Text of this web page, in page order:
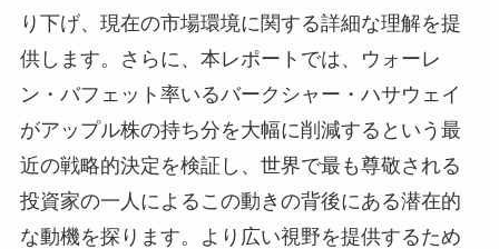
り下げ、現在の市場環境に関する詳細な理解を提
供します。さらに、本レポートでは、ウォーレ
ン・バフェット率いるバークシャー・ハサウェイ
がアップル株の持ち分を大幅に削減するという最
近の戦略的決定を検証し、世界で最も尊敬される
投資家の一人によるこの動きの背後にある潜在的
な動機を探ります。より広い視野を提供するため